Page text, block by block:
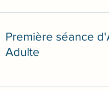
Première séance
Adulte